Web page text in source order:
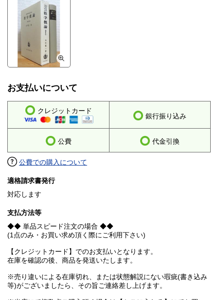
お支払いについて
クレジットカード
銀行振り込み
公費 代金引換
公費での購入について
適格請求書発行
対応します
支払方法等
◆◆ 単品スピード注文の場合 ◆◆
(1点のみ・お買い求め頂く際にご利用下さい)
【クレジットカード】でのお支払いとなります。
在庫を確認の後、商品を発送いたします。
※売り違いによる在庫切れ、または状態解説にない瑕疵(書き込み
等)がございましたら、その旨ご連絡差し上げます。